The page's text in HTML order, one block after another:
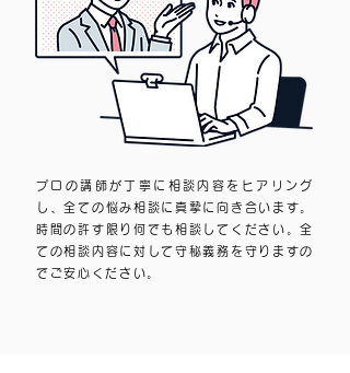
プロの講師が丁寧に相談内容をヒアリング
し、全ての悩み相談に真摯に向き合います。
時間の許す限り何でも相談してください。全
ての相談内容に対して守秘義務を守りますの
でご安心ください。